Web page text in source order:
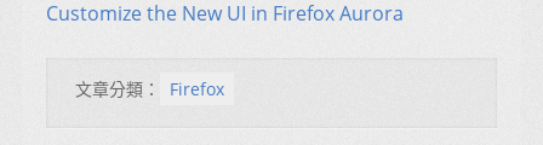
Customize the New UI in Firefox Aurora
文章分類： Firefox